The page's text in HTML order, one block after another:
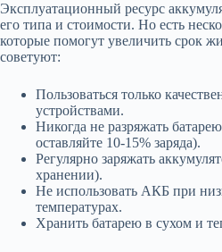
Эксплуатационный ресурс
его типа и стоимости. Но есть
которые помогут увеличить срок
советуют:
Пользоваться только
устройствами.
Никогда не разряжать
оставляйте 10-15% заряда).
Регулярно заряжать
хранении).
Не использовать АКБ при
температурах.
Хранить батарею в сухом и